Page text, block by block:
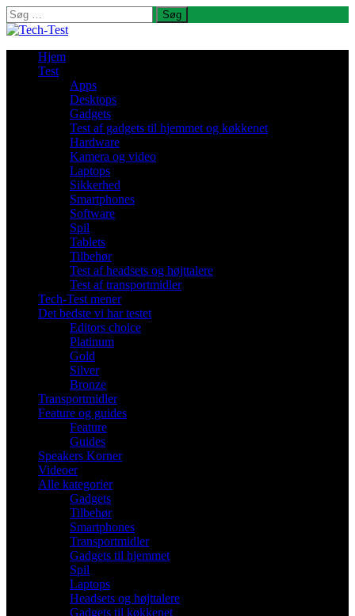
Søg
efter:
Hjem
Test
Apps
Desktops
Gadgets
Test af gadgets til hjemmet og køkkenet
Hardware
Kamera og video
Laptops
Sikkerhed
Smartphones
Software
Spil
Tablets
Tilbehør
Test af headsets og højttalere
Test af transportmidler
Tech-Test mener
Det bedste vi har testet
Editors choice
Platinum
Gold
Silver
Bronze
Transportmidler
Feature og guides
Feature
Guides
Speakers Korner
Videoer
Alle kategorier
Gadgets
Tilbehør
Smartphones
Transportmidler
Gadgets til hjemmet
Spil
Laptops
Headsets og højttalere
Gadgets til køkkenet